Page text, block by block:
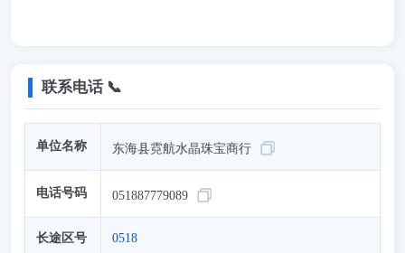
联系电话 📞
单位名称 东海县霓航水晶珠宝商行
电话号码 051887779089
长途区号 0518